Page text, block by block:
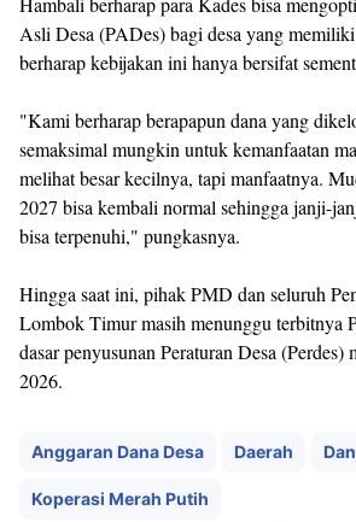
Asli Desa (PADes) bagi desa yang
berharap kebijakan ini hanya bersifat
"Kami berharap berapapun dana yang
semaksimal mungkin untuk kemanfaatan
melihat besar kecilnya, tapi manfaatnya.
2027 bisa kembali normal sehingga janji-
bisa terpenuhi," pungkasnya.
Hingga saat ini, pihak PMD dan seluruh
Lombok Timur masih menunggu terbitnya
dasar penyusunan Peraturan Desa
2026.
Anggaran Dana Desa Daerah
Koperasi Merah Putih